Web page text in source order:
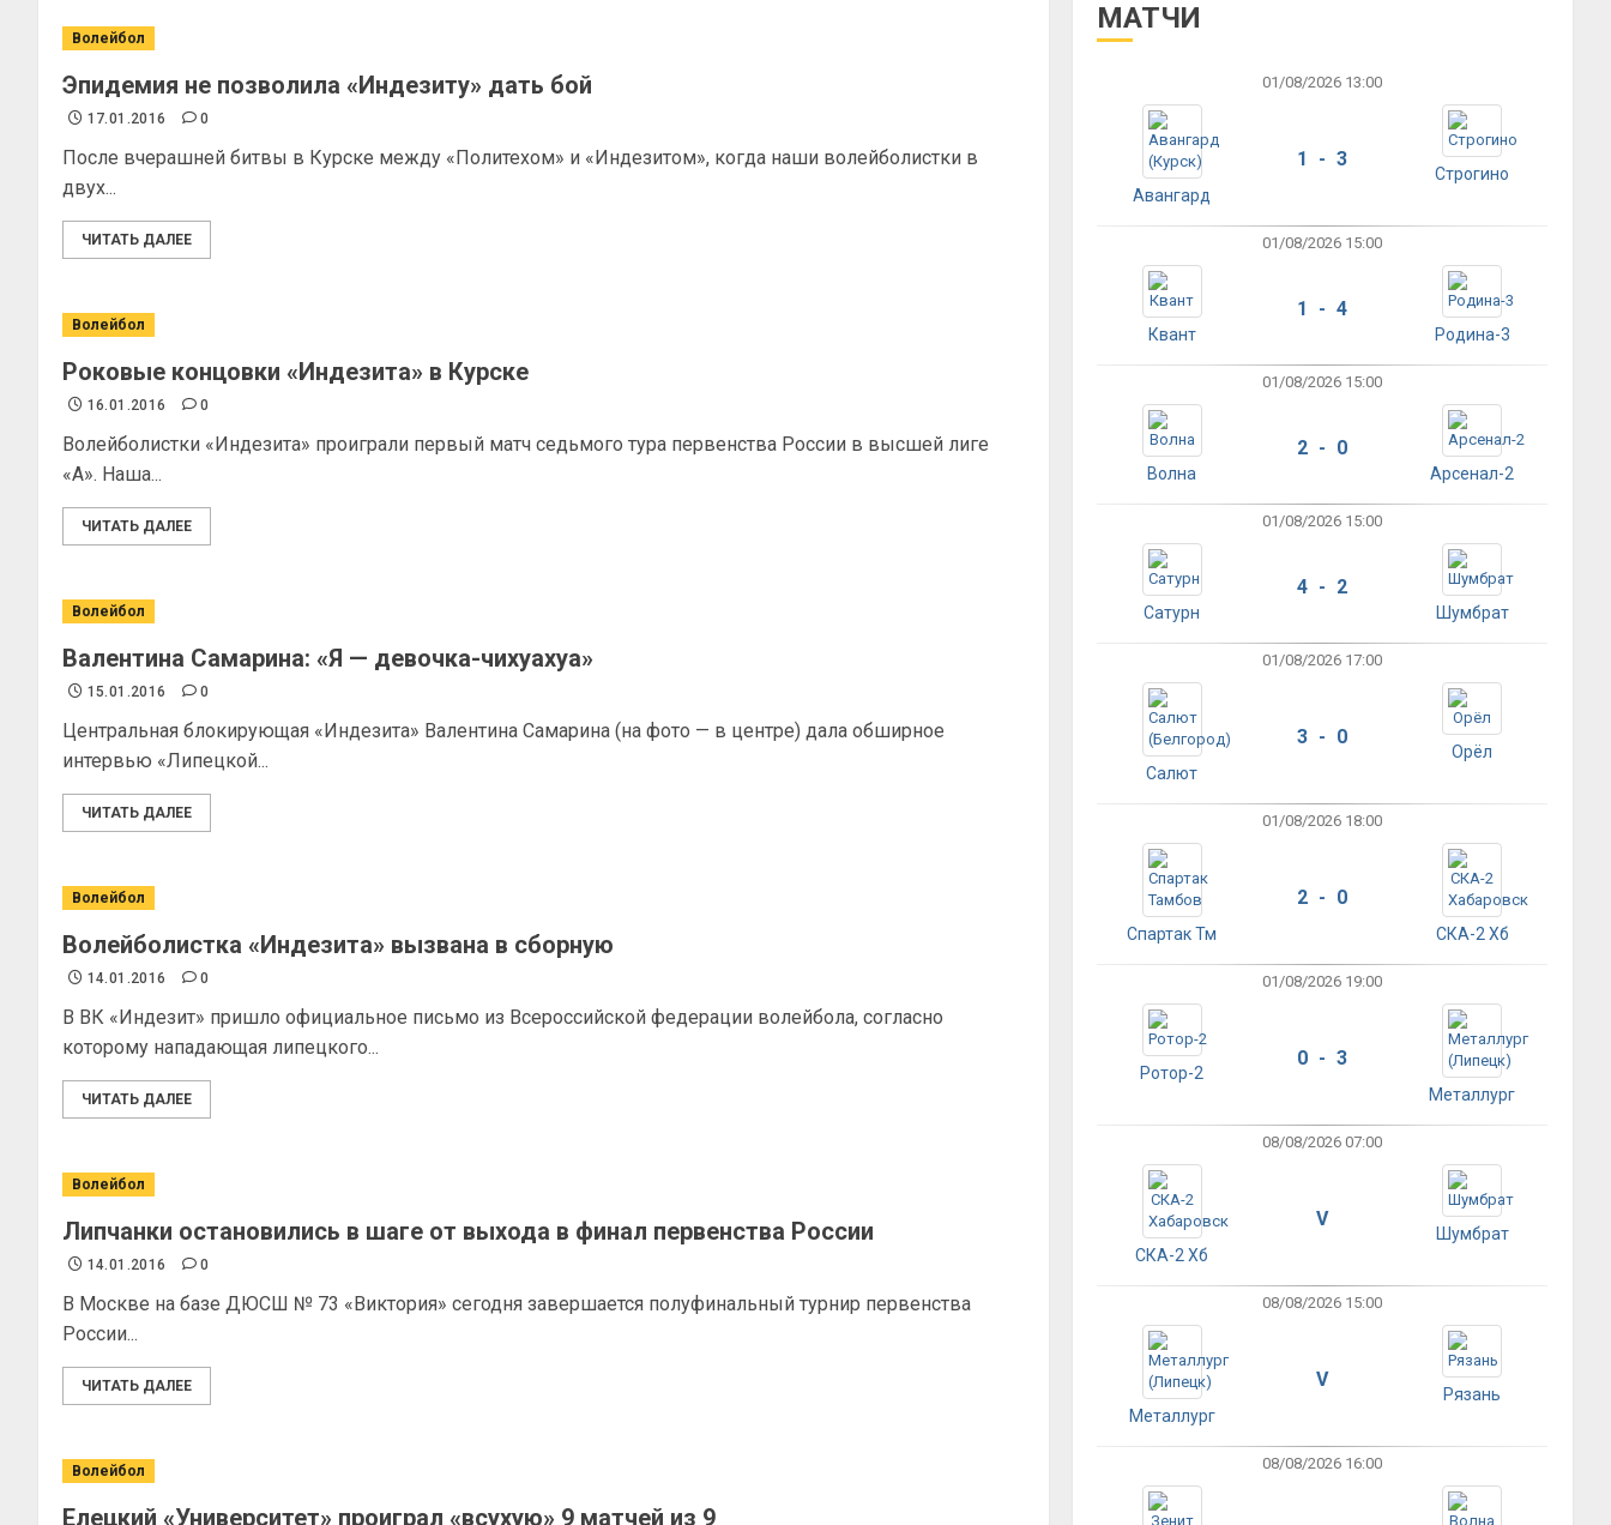
Волейбол
Эпидемия не позволила «Индезиту» дать бой
17.01.2016 0
После вчерашней битвы в Курске между «Политехом» и «Индезитом», когда наши волейболистки в
двух...
ЧИТАТЬ ДАЛЕЕ
Волейбол
Роковые концовки «Индезита» в Курске
16.01.2016 0
Волейболистки «Индезита» проиграли первый матч седьмого тура первенства России в высшей лиге
«А». Наша...
ЧИТАТЬ ДАЛЕЕ
Волейбол
Валентина Самарина: «Я — девочка-чихуахуа»
15.01.2016 0
Центральная блокирующая «Индезита» Валентина Самарина (на фото — в центре) дала обширное
интервью «Липецкой...
ЧИТАТЬ ДАЛЕЕ
Волейбол
Волейболистка «Индезита» вызвана в сборную
14.01.2016 0
В ВК «Индезит» пришло официальное письмо из Всероссийской федерации волейбола, согласно
которому нападающая липецкого...
ЧИТАТЬ ДАЛЕЕ
Волейбол
Липчанки остановились в шаге от выхода в финал первенства России
14.01.2016 0
В Москве на базе ДЮСШ № 73 «Виктория» сегодня завершается полуфинальный турнир первенства
России...
ЧИТАТЬ ДАЛЕЕ
Волейбол
Елецкий «Университет» проиграл «всухую» 9 матчей из 9
МАТЧИ
01/08/2026 13:00
Авангард
1 - 3
Строгино
01/08/2026 15:00
Квант
1 - 4
Родина-3
01/08/2026 15:00
Волна
2 - 0
Арсенал-2
01/08/2026 15:00
Сатурн
4 - 2
Шумбрат
01/08/2026 17:00
Салют
3 - 0
Орёл
01/08/2026 18:00
Спартак Тм
2 - 0
СКА-2 Хб
01/08/2026 19:00
Ротор-2
0 - 3
Металлург
08/08/2026 07:00
СКА-2 Хб
V
Шумбрат
08/08/2026 15:00
Металлург
V
Рязань
08/08/2026 16:00